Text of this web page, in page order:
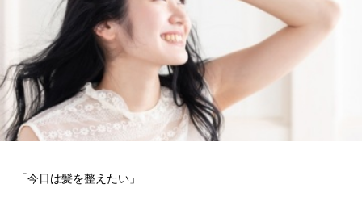
「今日は髪を整えたい」